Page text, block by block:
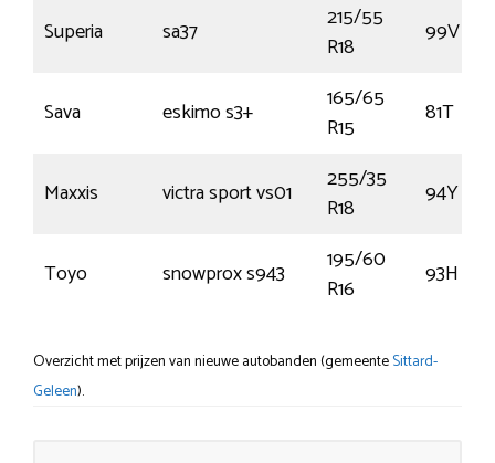
Superia sa37
215/55
R18
99V
Sava eskimo s3+
165/65
R15
81T
Maxxis victra sport vs01
255/35
R18
94Y
Toyo snowprox s943
195/60
R16
93H
Overzicht met prijzen van nieuwe autobanden (gemeenteSittard-
Geleen).